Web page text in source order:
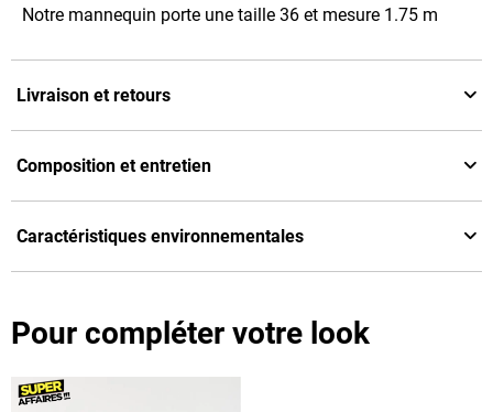
Notre mannequin porte une taille 36 et mesure 1.75 m
Livraison et retours
Composition et entretien
Caractéristiques environnementales
Pour compléter votre look